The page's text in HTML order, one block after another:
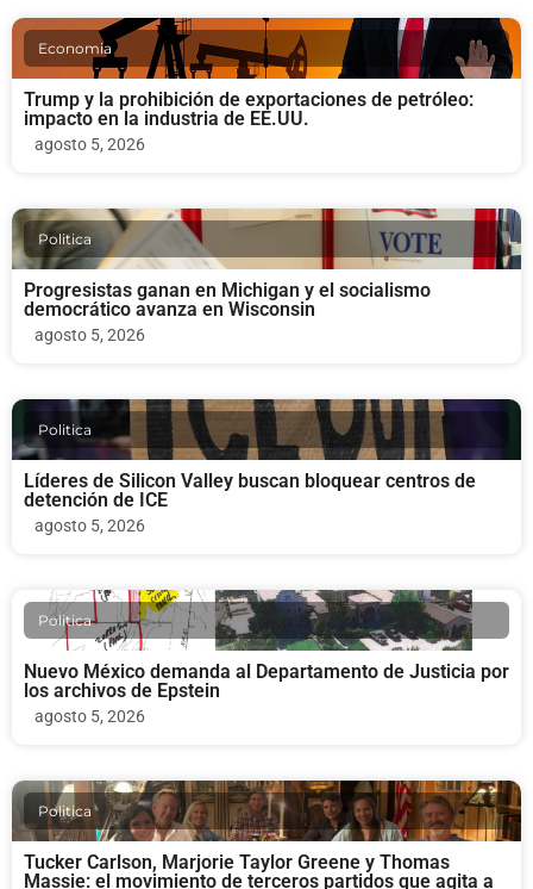
Economia
Trump y la prohibición de exportaciones de petróleo:
impacto en la industria de EE.UU.
agosto 5, 2026
Politica
Progresistas ganan en Michigan y el socialismo
democrático avanza en Wisconsin
agosto 5, 2026
Politica
Líderes de Silicon Valley buscan bloquear centros de
detención de ICE
agosto 5, 2026
Politica
Nuevo México demanda al Departamento de Justicia por
los archivos de Epstein
agosto 5, 2026
Politica
Tucker Carlson, Marjorie Taylor Greene y Thomas
Massie: el movimiento de terceros partidos que agita a